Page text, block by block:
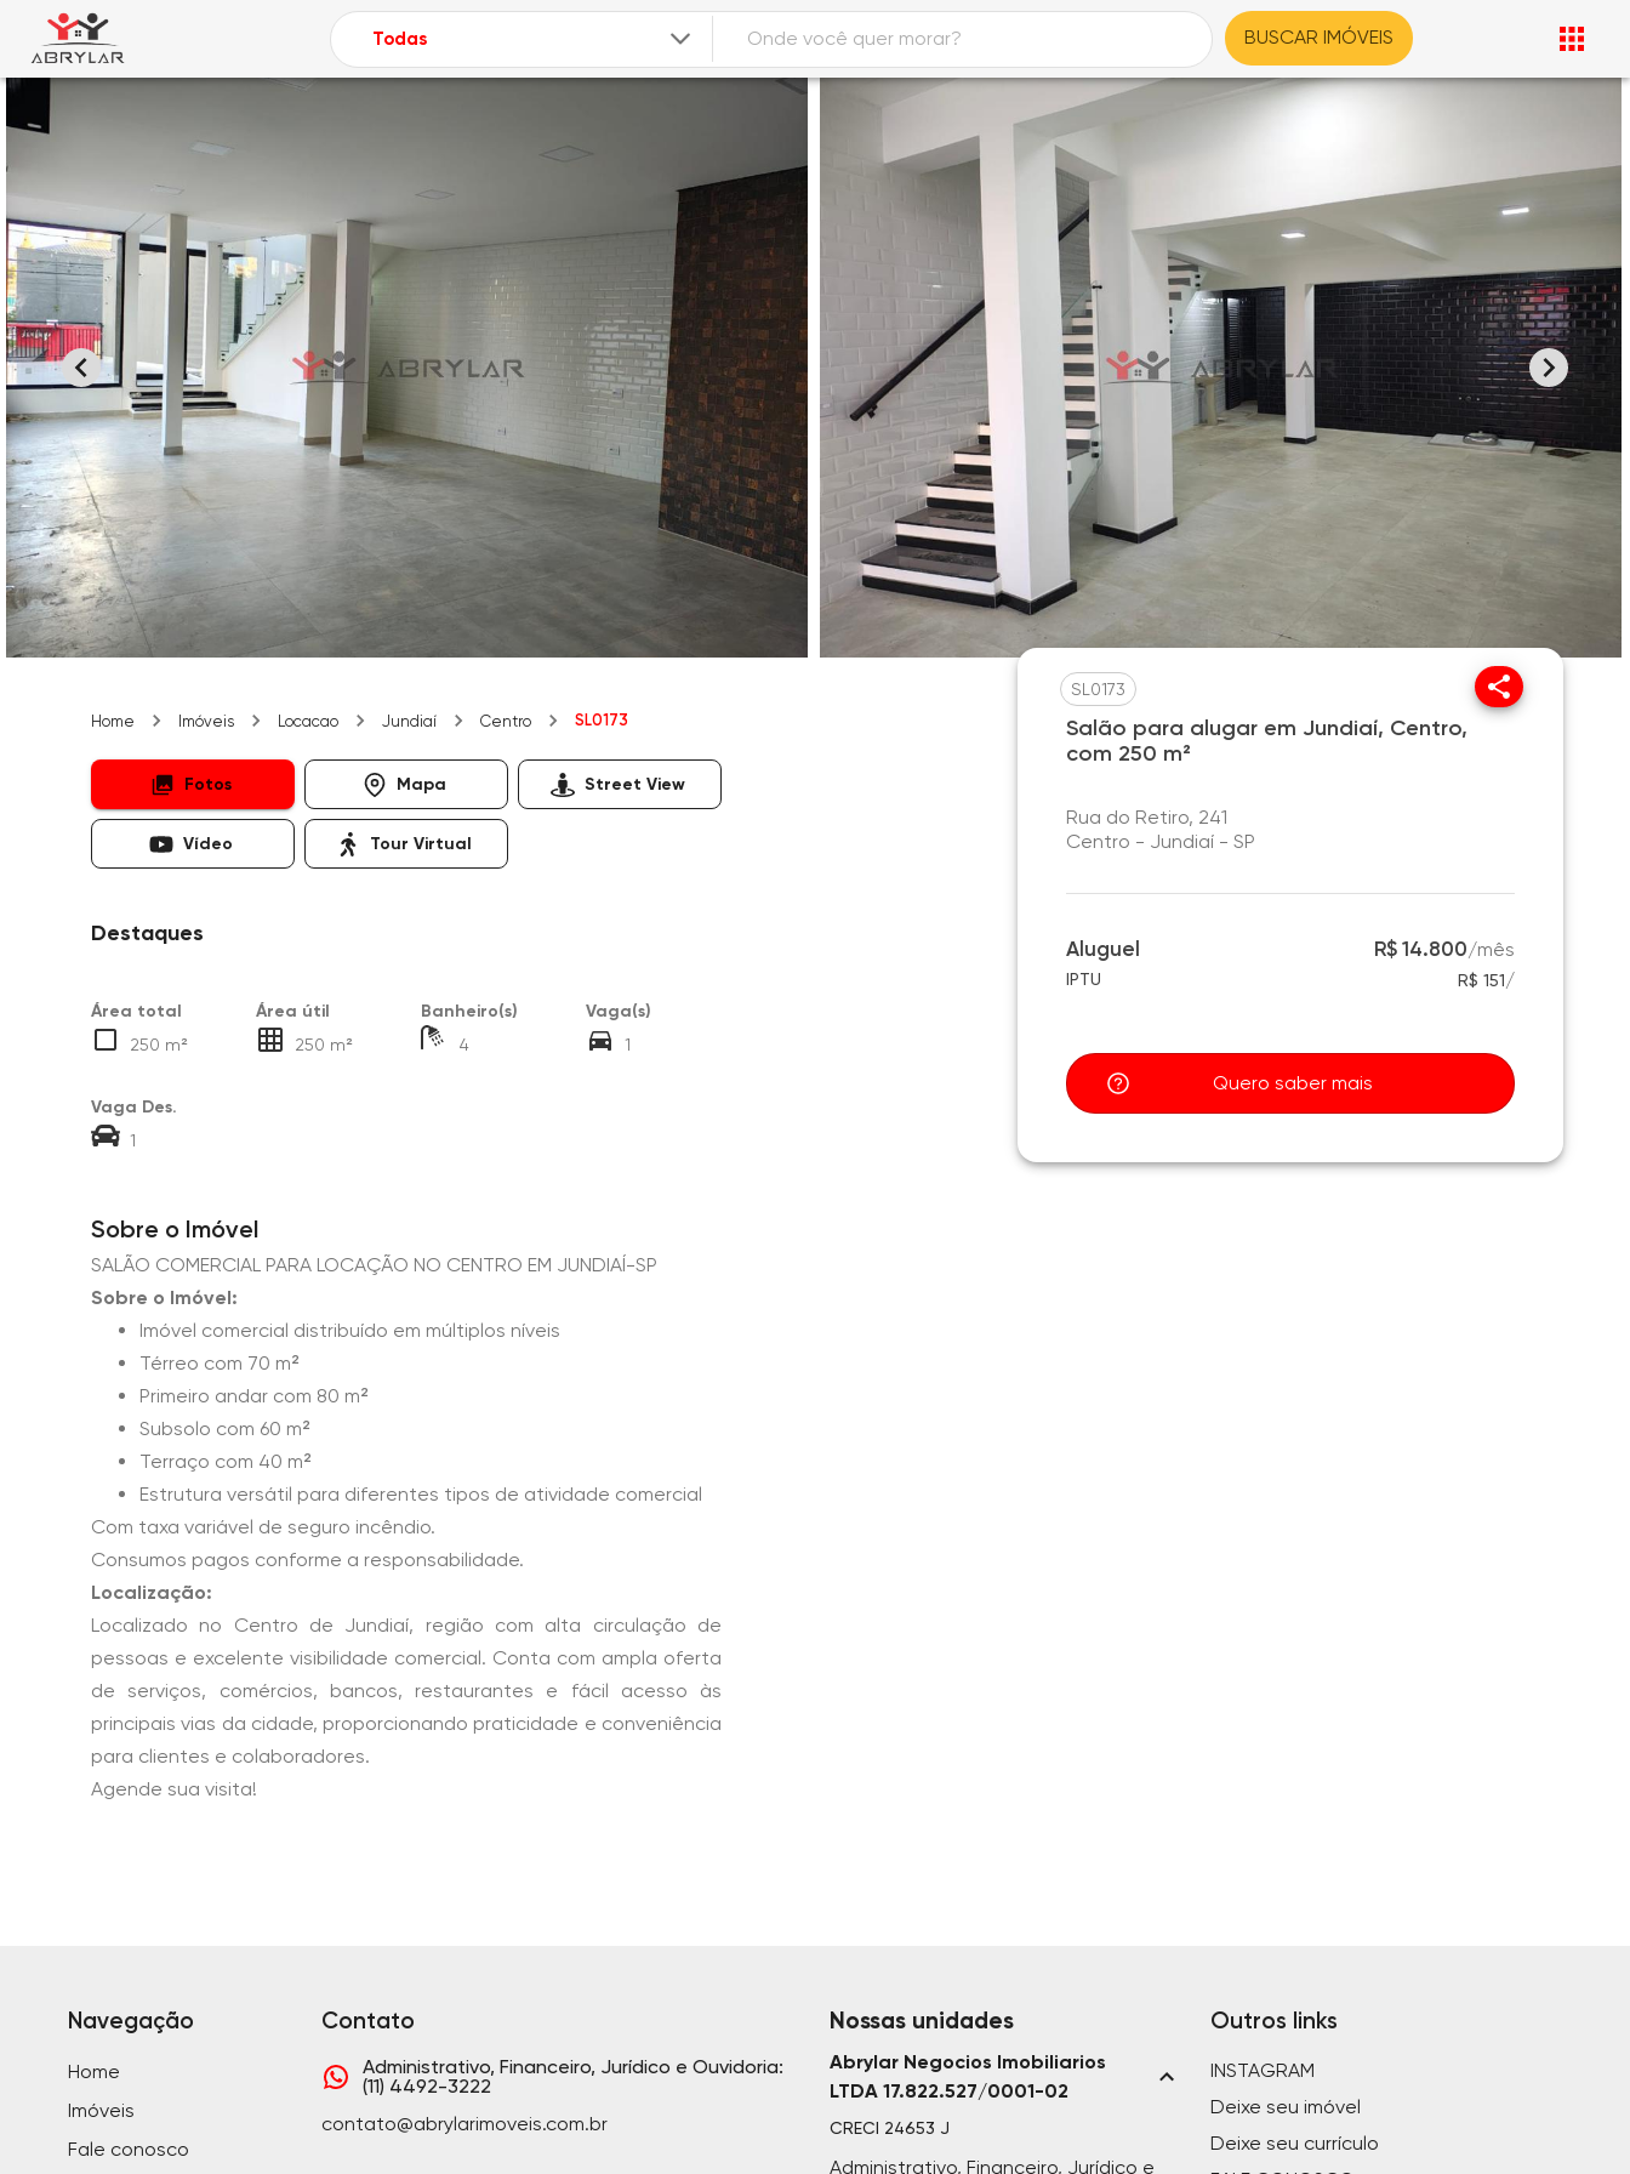
BUSCAR IMÓVEIS
Home Imóveis Locacao Jundiaí Centro SL0173
Fotos Mapa Street View
Vídeo Tour Virtual
Destaques
Área total
250 m²
Área útil
250 m²
Banheiro(s)
4
Vaga(s)
1
Vaga Des.
1
Sobre o Imóvel
SALÃO COMERCIAL PARA LOCAÇÃO NO CENTRO EM JUNDIAÍ-SP
Sobre o Imóvel:
Imóvel comercial distribuído em múltiplos níveis
Térreo com 70 m²
Primeiro andar com 80 m²
Subsolo com 60 m²
Terraço com 40 m²
Estrutura versátil para diferentes tipos de atividade comercial
Com taxa variável de seguro incêndio.
Consumos pagos conforme a responsabilidade.
Localização:
Localizado no Centro de Jundiaí, região com alta circulação de
pessoas e excelente visibilidade comercial. Conta com ampla oferta
de serviços, comércios, bancos, restaurantes e fácil acesso às
principais vias da cidade, proporcionando praticidade e conveniência
para clientes e colaboradores.
Agende sua visita!
SL0173
Salão para alugar em Jundiaí, Centro,
com 250 m²
Rua do Retiro, 241
Centro - Jundiaí - SP
Aluguel R$ 14.800/mês
IPTU R$ 151/
Quero saber mais
Navegação
Home
Imóveis
Fale conosco
Contato
Administrativo, Financeiro, Jurídico e Ouvidoria:
(11) 4492-3222
contato@abrylarimoveis.com.br
Nossas unidades
Abrylar Negocios Imobiliarios
LTDA 17.822.527/0001-02
CRECI 24653 J
Administrativo, Financeiro, Jurídico e
Outros links
INSTAGRAM
Deixe seu imóvel
Deixe seu currículo